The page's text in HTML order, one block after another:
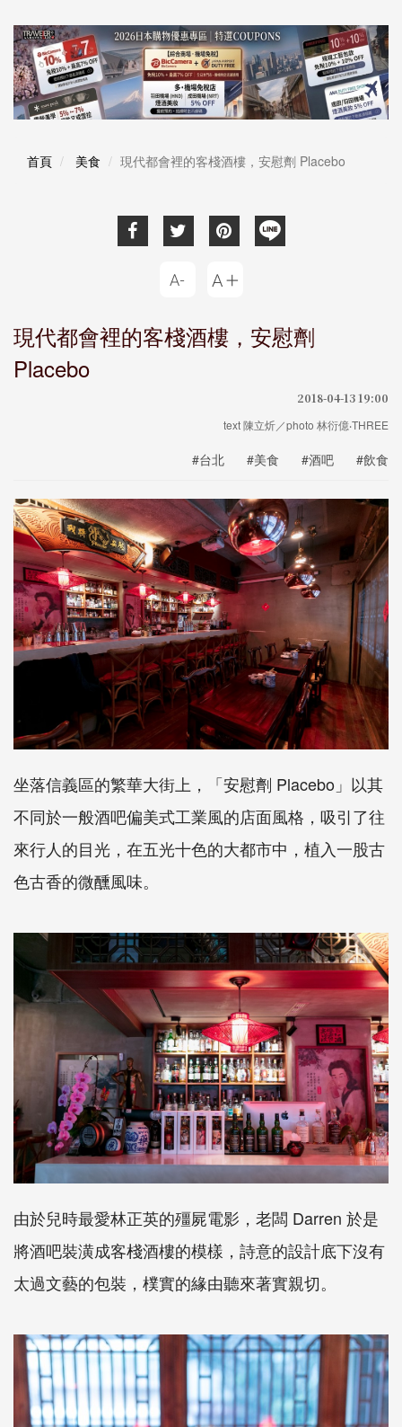
首頁 美食 現代都會裡的客棧酒樓，安慰劑 Placebo
現代都會裡的客棧酒樓，安慰劑
Placebo
2018-04-13 19:00
text 陳立炘／photo 林衍億‧THREE
#台北 #美食 #酒吧 #飲食
坐落信義區的繁華大街上，「安慰劑 Placebo 」以其
不同於一般酒吧偏美式工業風的店面風格，吸引了往
來行人的目光，在五光十色的大都市中，植入一股古
色古香的微醺風味。
由於兒時最愛林正英的殭屍電影，老闆 Darren 於是
將酒吧裝潢成客棧酒樓的模樣，詩意的設計底下沒有
太過文藝的包裝，樸實的緣由聽來著實親切。